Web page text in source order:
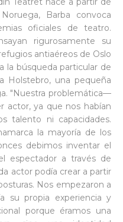
Barba convoca
oficiales de teatro.
rigurosamente su
antiaéreos de Oslo
la búsqueda particular de
Holstebro, una pequeña
"Nuestra problemática—
actor, ya que nos habían
talento ni capacidades.
la mayoría de los
debimos inventar el
espectador a través de
actor podía crear a partir
Nos empezaron a
su propia experiencia y
porque éramos una